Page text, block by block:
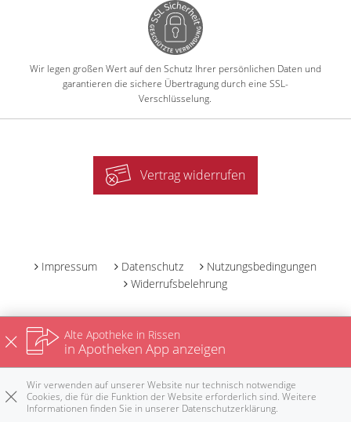
Anrufen E-Mail Rezepte Notdienst
Wir legen großen Wert auf den Schutz Ihrer persönlichen Daten und
garantieren die sichere Übertragung durch eine SSL-
Verschlüsselung.
Vertrag widerrufen
Impressum Datenschutz
Nutzungsbedingungen
Widerrufsbelehrung
Alte Apotheke in Rissen
in Apotheken App anzeigen
Wir verwenden auf unserer Website nur technisch notwendige
Cookies, die für die Funktion der Website erforderlich sind. Weitere
Informationen finden Sie in unserer Datenschutzerklärung.